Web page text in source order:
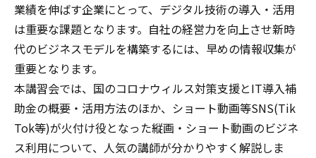
業績を伸ばす企業にとって、デジタル技術の導入・活用
は重要な課題となります。自社の経営力を向上させ新時
代のビジネスモデルを構築するには、早めの情報収集が
重要となります。
本講習会では、国のコロナウィルス対策支援とIT導入補
助金の概要・活用方法のほか、ショート動画等SNS(Tik
Tok等)が火付け役となった縦画・ショート動画のビジネ
ス利用について、人気の講師が分かりやすく解説しま